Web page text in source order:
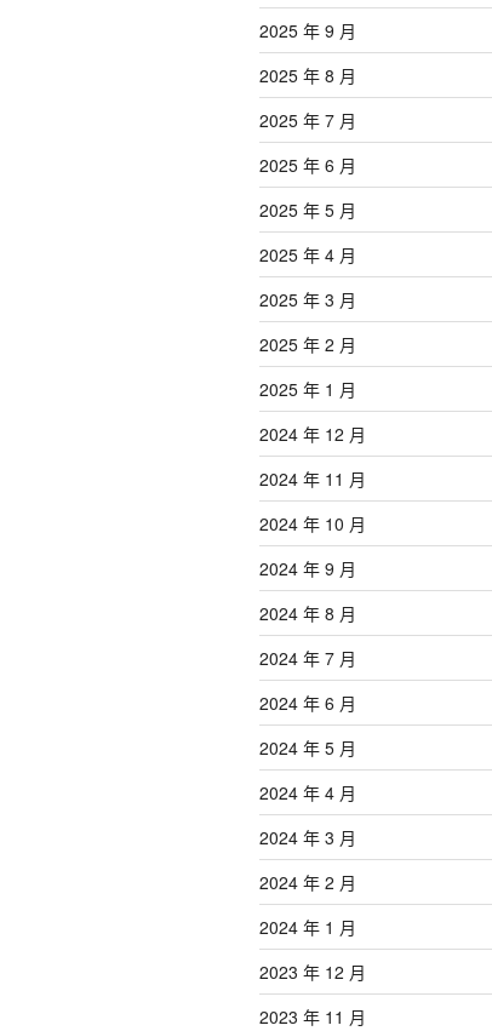
2025 年 9 月
2025 年 8 月
2025 年 7 月
2025 年 6 月
2025 年 5 月
2025 年 4 月
2025 年 3 月
2025 年 2 月
2025 年 1 月
2024 年 12 月
2024 年 11 月
2024 年 10 月
2024 年 9 月
2024 年 8 月
2024 年 7 月
2024 年 6 月
2024 年 5 月
2024 年 4 月
2024 年 3 月
2024 年 2 月
2024 年 1 月
2023 年 12 月
2023 年 11 月